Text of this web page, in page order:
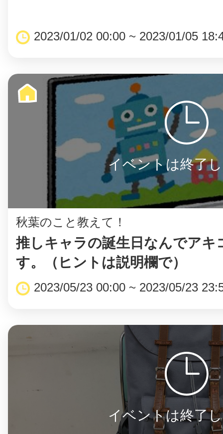
2023/01/02 00:00 ~ 2023/01/05
イベントは終了
秋葉のこと教えて！
推しキャラの誕生日なんでアキ
す。（ヒントは説明欄で）
2023/05/23 00:00 ~ 2023/05/23
イベントは終了